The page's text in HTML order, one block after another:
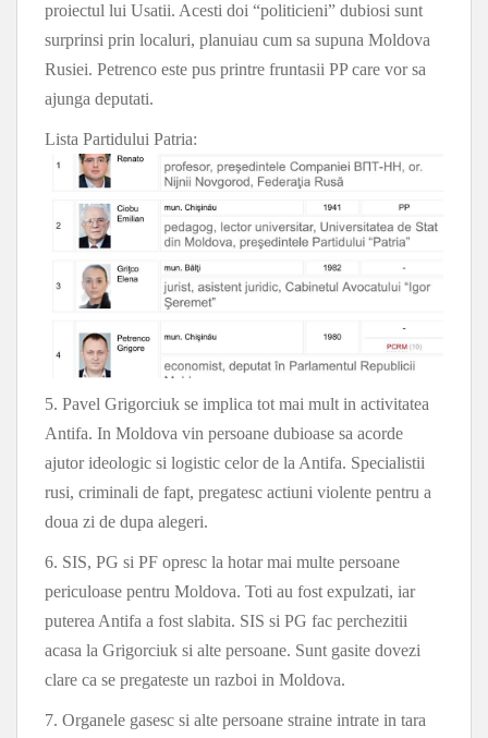
proiectul lui Usatii. Acesti doi “politicieni” dubiosi sunt
surprinsi prin localuri, planuiau cum sa supuna Moldova
Rusiei. Petrenco este pus printre fruntasii PP care vor sa
ajunga deputati.
Lista Partidului Patria:
5. Pavel Grigorciuk se implica tot mai mult in activitatea
Antifa. In Moldova vin persoane dubioase sa acorde
ajutor ideologic si logistic celor de la Antifa. Specialistii
rusi, criminali de fapt, pregatesc actiuni violente pentru a
doua zi de dupa alegeri.
6. SIS, PG si PF opresc la hotar mai multe persoane
periculoase pentru Moldova. Toti au fost expulzati, iar
puterea Antifa a fost slabita. SIS si PG fac perchezitii
acasa la Grigorciuk si alte persoane. Sunt gasite dovezi
clare ca se pregateste un razboi in Moldova.
7. Organele gasesc si alte persoane straine intrate in tara